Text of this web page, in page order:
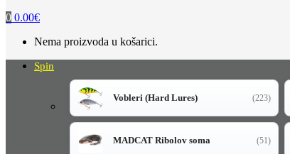
0 0.00€
Nema proizvoda u košarici.
Spin
Vobleri (Hard Lures) (223)
MADCAT Ribolov soma (51)